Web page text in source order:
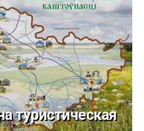
туристическая